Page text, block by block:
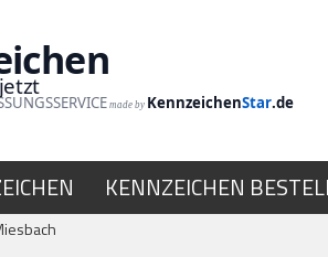
made by KennzeichenStar.de
KENNZEICHEN